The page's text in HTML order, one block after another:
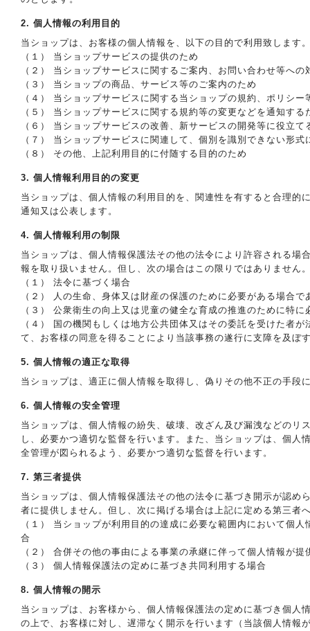
2. 個人情報の利用目的
当ショップは、お客様の個人情報を、以下の目的で利用致します
（１） 当ショップサービスの提供のため
（２） 当ショップサービスに関するご案内、お問い合わせ等への
（３） 当ショップの商品、サービス等のご案内のため
（４） 当ショップサービスに関する当ショップの規約、ポリシ
（５） 当ショップサービスに関する規約等の変更などを通知する
（６） 当ショップサービスの改善、新サービスの開発等に役立て
（７） 当ショップサービスに関連して、個別を識別できない形
（８） その他、上記利用目的に付随する目的のため
3. 個人情報利用目的の変更
当ショップは、個人情報の利用目的を、関連性を有すると合理
通知又は公表します。
4. 個人情報利用の制限
当ショップは、個人情報保護法その他の法令により許容される
報を取り扱いません。但し、次の場合はこの限りではありません
（１） 法令に基づく場合
（２） 人の生命、身体又は財産の保護のために必要がある場合
（３） 公衆衛生の向上又は児童の健全な育成の推進のために特
（４） 国の機関もしくは地方公共団体又はその委託を受けた者
て、お客様の同意を得ることにより当該事務の遂行に支障を及ぼ
5. 個人情報の適正な取得
当ショップは、適正に個人情報を取得し、偽りその他不正の手段
6. 個人情報の安全管理
当ショップは、個人情報の紛失、破壊、改ざん及び漏洩などの
し、必要かつ適切な監督を行います。また、当ショップは、個
全管理が図られるよう、必要かつ適切な監督を行います。
7. 第三者提供
当ショップは、個人情報保護法その他の法令に基づき開示が認
者に提供しません。但し、次に掲げる場合は上記に定める第三者
（１） 当ショップが利用目的の達成に必要な範囲内において個
合
（２） 合併その他の事由による事業の承継に伴って個人情報が提
（３） 個人情報保護法の定めに基づき共同利用する場合
8. 個人情報の開示
当ショップは、お客様から、個人情報保護法の定めに基づき個
の上で、お客様に対し、遅滞なく開示を行います（当該個人情